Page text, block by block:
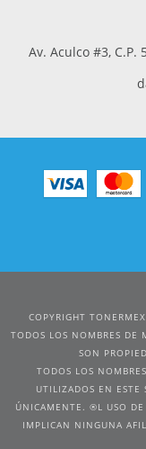
Av. Aculco #3, C.P.
COPYRIGHT